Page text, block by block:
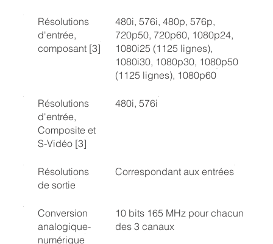
Résolutions
d'entrée,
composant [3]
480i, 576i, 480p, 576p,
720p50, 720p60, 1080p24,
1080i25 (1125 lignes),
1080i30, 1080p30, 1080p50
(1125 lignes), 1080p60
Résolutions
d'entrée,
Composite et
S-Vidéo [3]
480i, 576i
Résolutions
de sortie
Correspondant aux entrées
Conversion
analogique-
numérique
10 bits 165 MHz pour chacun
des 3 canaux